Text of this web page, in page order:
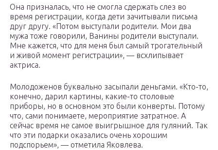
Она призналась, что не смогла сдержать слез во
время регистрации, когда дети зачитывали письма
друг другу. «Потом выступали родители. Мои два
мужа тоже говорили, Ванины родители выступали.
Мне кажется, что для меня был самый трогательный
и живой момент регистрации», — всхлипывает
актриса.
Молодоженов буквально засыпали деньгами. «Кто-то,
конечно, дарил картины, какие-то столовые
приборы, но в основном это были конверты. Потому
что, сами понимаете, мероприятие затратное. А
сейчас время не самое выигрышное для гуляний. Так
что эти подарки оказались очень хорошим
подспорьем», — отметила Яковлева.